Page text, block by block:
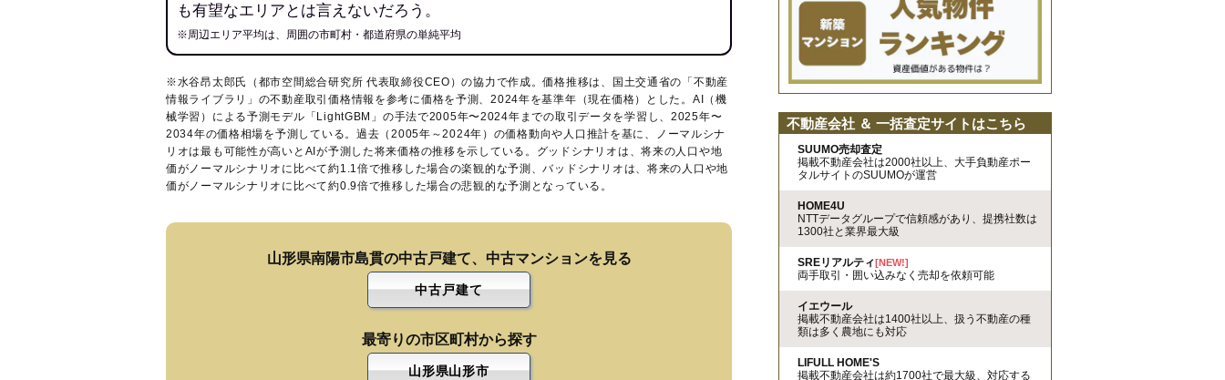
も有望なエリアとは言えないだろう。
※周辺エリア平均は、周囲の市町村・都道府県の単純平均
※水谷昂太郎氏（都市空間総合研究所 代表取締役CEO）の協力で作成。価格推移は、国土交通省の「 不動産
情報ライブラリ 」の不動産取引価格情報を参考に価格を予測、2024年を基準年（現在価格）とした。AI（機
械学習）による予測モデル「LightGBM」の手法で2005年〜2024年までの取引データを学習し、2025年〜
2034年の価格相場を予測している。過去（2005年～2024年）の価格動向や人口推計を基に、ノーマルシナ
リオは最も可能性が高いとAIが予測した将来価格の推移を示している。グッドシナリオは、将来の人口や地
価がノーマルシナリオに比べて約1.1倍で推移した場合の楽観的な予測、バッドシナリオは、将来の人口や地
価がノーマルシナリオに比べて約0.9倍で推移した場合の悲観的な予測となっている。
山形県南陽市島貫の中古戸建て、中古マンションを見る
中古戸建て
最寄りの市区町村から探す
山形県山形市
不動産会社 ＆ 一括査定サイトはこちら
SUUMO売却査定
掲載不動産会社は2000社以上、大手負動産ポー
タルサイトのSUUMOが運営
HOME4U
NTTデータグループで信頼感があり、提携社数は
1300社と業界最大級
SREリアルティ[NEW!]
両手取引・囲い込みなく売却を依頼可能
イエウール
掲載不動産会社は1400社以上、扱う不動産の種
類は多く農地にも対応
LIFULL HOME'S
掲載不動産会社は約1700社で最大級、対応する